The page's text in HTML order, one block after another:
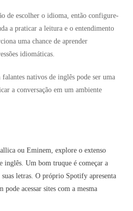
de escolher o idioma, então configure-
a praticar a leitura e o entendimento
uma chance de aprender
idiomáticas.
nativos de inglês pode ser uma
a conversação em um ambiente
ou Eminem, explore o extenso
inglês. Um bom truque é começar a
suas letras. O próprio Spotify apresenta
pode acessar sites com a mesma